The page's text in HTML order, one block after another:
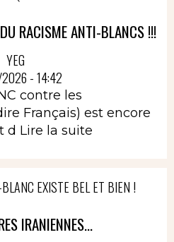
RACISME ANTI-BLANCS !!!
YEG
- 14:42
contre les
Français) est encore
d Lire la suite
EXISTE BEL ET BIEN !
IRANIENNES...